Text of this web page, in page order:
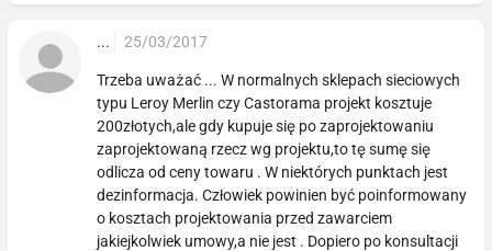
... 25/03/2017
Trzeba uważać ... W normalnych sklepach sieciowych
typu Leroy Merlin czy Castorama projekt kosztuje
200złotych,ale gdy kupuje się po zaprojektowaniu
zaprojektowaną rzecz wg projektu,to tę sumę się
odlicza od ceny towaru . W niektórych punktach jest
dezinformacja. Człowiek powinien być poinformowany
o kosztach projektowania przed zawarciem
jakiejkolwiek umowy,a nie jest . Dopiero po konsultacji